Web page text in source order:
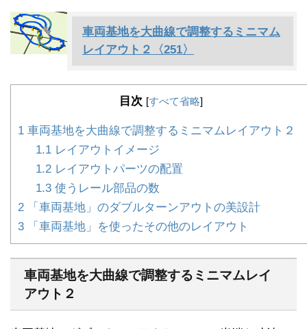
車両基地を大曲線で調整するミニマム
レイアウト２〈251〉
目次 [すべて省略]
1 車両基地を大曲線で調整するミニマムレイアウト２
1.1レイアウトイメージ
1.2レイアウトパーツの配置
1.3使うレール部品の数
2 「車両基地」のダブルターンアウトの美設計
3 「車両基地」を使ったその他のレイアウト
車両基地を大曲線で調整するミニマムレイ
アウト２